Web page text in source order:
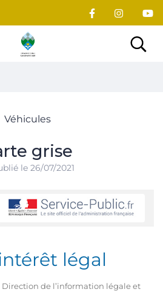
Site officiel du village
Véhicules
grise
le 26/07/2021
légal
Direction de l’information légale et